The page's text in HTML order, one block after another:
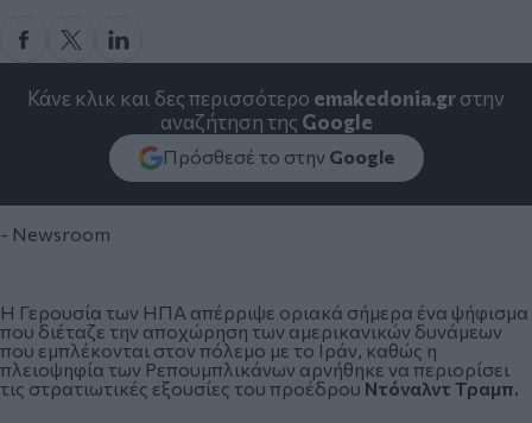
Κάνε κλικ και δες περισσότερο emakedonia.grστην
αναζήτηση της Google
Πρόσθεσέ το στην Google
- Newsroom
Η Γερουσία των ΗΠΑ απέρριψε οριακά σήμερα ένα ψήφισμα
που διέταζε την αποχώρηση των αμερικανικών δυνάμεων
που εμπλέκονται στον πόλεμο με το Ιράν, καθώς η
πλειοψηφία των Ρεπουμπλικάνων αρνήθηκε να περιορίσει
τις στρατιωτικές εξουσίες του προέδρουΝτόναλντ Τραμπ.